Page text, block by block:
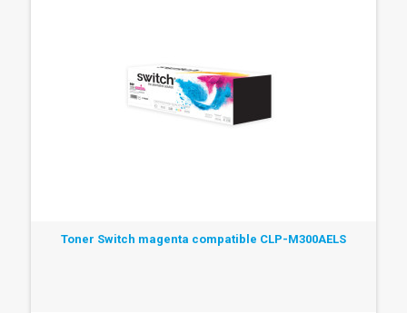
Toner Switch magenta compatible CLP-M300AELS